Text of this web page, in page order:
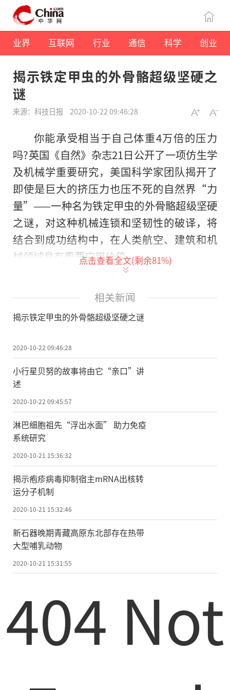
业界 互联网 行业 通信 科学 创业
揭示铁定甲虫的外骨骼超级坚硬之
谜
来源：科技日报 2020-10-22 09:46:28
你能承受相当于自己体重4万倍的压力
吗?英国《自然》杂志21日公开了一项仿生学
及机械学重要研究，美国科学家团队揭开了
即使是巨大的挤压力也压不死的自然界“力
量”——一种名为铁定甲虫的外骨骼超级坚硬
之谜，对这种机械连锁和坚韧性的破译，将
结合到成功结构中，在人类航空、建筑和机
械领域具有重要应用价值。
虫。这是一种栖息在橡树上的物种，主要发
现于北美西海岸。这种昆虫不具备飞离险境
翅(称为鞘翅)，也就是说，这种昆虫能经受住
捕食者的任何挤压和尖刺攻击。它小小的身
体即使被人踩住后在上面转圈，抬开脚后它
依然无损，甚至被汽车碾过都能安然无恙。
这种自然界的神奇力量，对于想要用标准钢
丝针将它们固定在展示盒中的昆虫学家来
此次，美国加州大学尔湾分校科学家戴
维·奇塞卢斯及其同事，报告了这种独特鞘
翅的结构特征和物质组成，它们能让铁定甲
虫承受最大149牛顿的力(约为其体重的3.9万
倍)。研究团队利用最先进的显微镜、光谱技
形似拼图的连锁关节。研究团队发现，正是
构，让铁定甲虫的外骨骼实现了极其出色的
机械连锁和坚韧性。
为了测试这种几何结构作为强硬机械紧
譬如航空航天业对涡轮固件(航空发动机的核
点击查看全文(剩余81%)
相关新闻
揭示铁定甲虫的外骨骼超级坚硬之谜
2020-10-22 09:46:28
小行星贝努的故事将由它“亲口”讲
述
2020-10-22 09:45:57
淋巴细胞祖先“浮出水面” 助力免疫
系统研究
2020-10-21 15:36:32
揭示疱疹病毒抑制宿主mRNA出核转
运分子机制
2020-10-21 15:32:46
新石器晚期青藏高原东北部存在热带
大型哺乳动物
2020-10-21 15:31:55
404 Not